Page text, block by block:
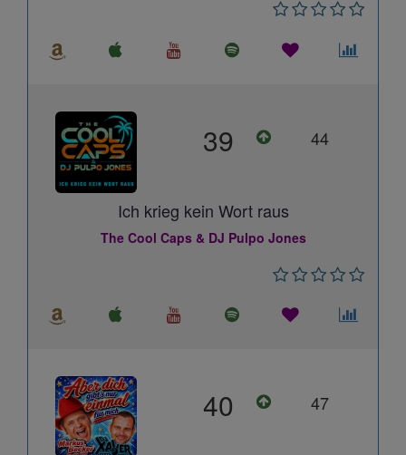
39 44
Ich krieg kein Wort raus
The Cool Caps & DJ Pulpo Jones
40 47